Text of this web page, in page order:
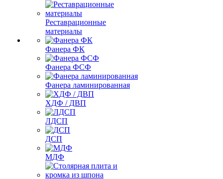
Реставрационные
материалы
Фанера ФК
Фанера ФСФ
Фанера ламинированная
ХДФ / ДВП
ЛДСП
ДСП
МДФ